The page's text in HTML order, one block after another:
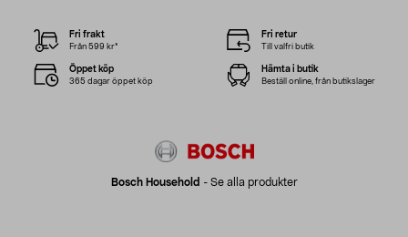
Bosch Household - Se alla produkter
Fri frakt
Från 599 kr*
Fri retur
Till valfri butik
Öppet köp
365 dagar öppet köp
Hämta i butik
Beställ online, från butikslager